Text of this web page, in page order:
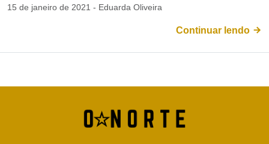
15 de janeiro de 2021 - Eduarda Oliveira
Continuar lendo